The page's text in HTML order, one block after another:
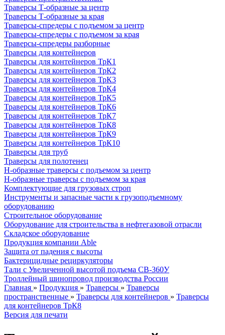
Траверсы Т-образные за центр
Траверсы Т-образные за края
Траверсы-спредеры с подъемом за центр
Траверсы-спредеры с подъемом за края
Траверсы-спредеры разборные
Траверсы для контейнеров
Траверсы для контейнеров ТрК1
Траверсы для контейнеров ТрК2
Траверсы для контейнеров ТрК3
Траверсы для контейнеров ТрК4
Траверсы для контейнеров ТрК5
Траверсы для контейнеров ТрК6
Траверсы для контейнеров ТрК7
Траверсы для контейнеров ТрК8
Траверсы для контейнеров ТрК9
Траверсы для контейнеров ТрК10
Траверсы для труб
Траверсы для полотенец
Н-образные траверсы с подъемом за центр
Н-образные траверсы с подъемом за края
Комплектующие для грузовых строп
Инструменты и запасные части к грузоподъемному
оборудованию
Строительное оборудование
Оборудование для строительства в нефтегазовой отрасли
Складское оборудование
Продукция компании Able
Защита от падения с высоты
Бактерицидные рециркуляторы
Тали с Увеличенной высотой подъема СВ-360У
Троллейный шинопровод производства России
Главная » Продукция » Траверсы » Траверсы
пространственные » Траверсы для контейнеров » Траверсы
для контейнеров ТрК8
Версия для печати